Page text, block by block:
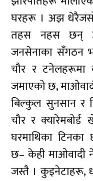
घरहरू । अझ
तहस नहस छन्
जनसेनाका सँगठन
चौर र टनेलहरूमा
जमाएको छ,
बिल्कुल सुनसान र
चौर र
घरमाथिका
छ– केही माओवादी
जस्तै । कुइनेटाहरू,